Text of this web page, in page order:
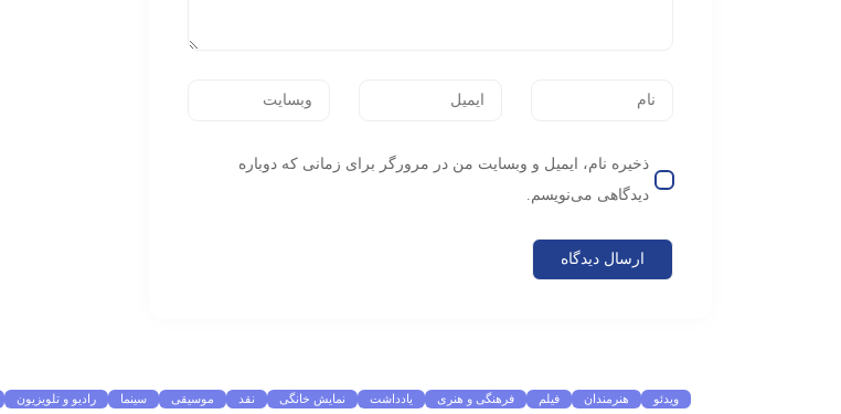
ذخیره نام، ایمیل و وبسایت من در مرورگر برای زمانی که دوباره
دیدگاهی می‌نویسم.
ویدئو هنرمندان فیلم فرهنگی و هنری یادداشت نمایش خانگی نقد موسیقی سینما رادیو و تلویزیون